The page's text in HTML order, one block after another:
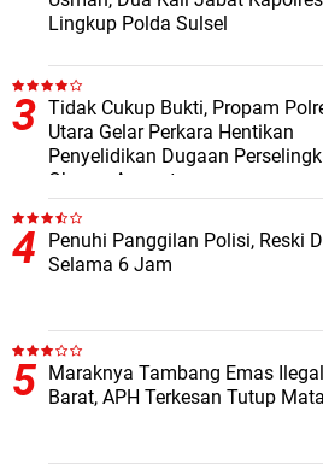
Lingkup Polda Sulsel
Tidak Cukup Bukti, Propam
Utara Gelar Perkara Hentikan
Penyelidikan Dugaan
Oknum Anggota
Penuhi Panggilan Polisi, Reski
Selama 6 Jam
Maraknya Tambang Emas
Barat, APH Terkesan Tutup Mata